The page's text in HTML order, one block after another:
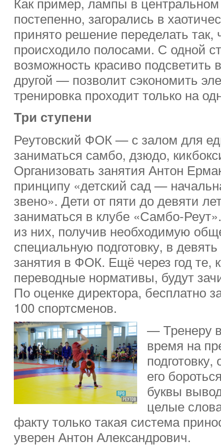
постепенно, загорались в
принято решение переделать
происходило полосами. С одной
возможность красиво
другой — позволит сэкономить
тренировка проходит только на
Три ступени
Реутовский ФОК — с залом для
заниматься самбо, дзюдо,
Организовать занятия Антон
принципу «детский сад —
звено». Дети от пяти до девяти
заниматься в клубе «Самбо-
из них, получив необходимую
специальную подготовку, в
занятия в ФОК. Ещё через год те,
переводные нормативы, будут
По оценке директора, бесплатно
100 спортсменов.
— Тренеру
время на
его
буквы
целые
факту только такая система
уверен Антон Александрович.